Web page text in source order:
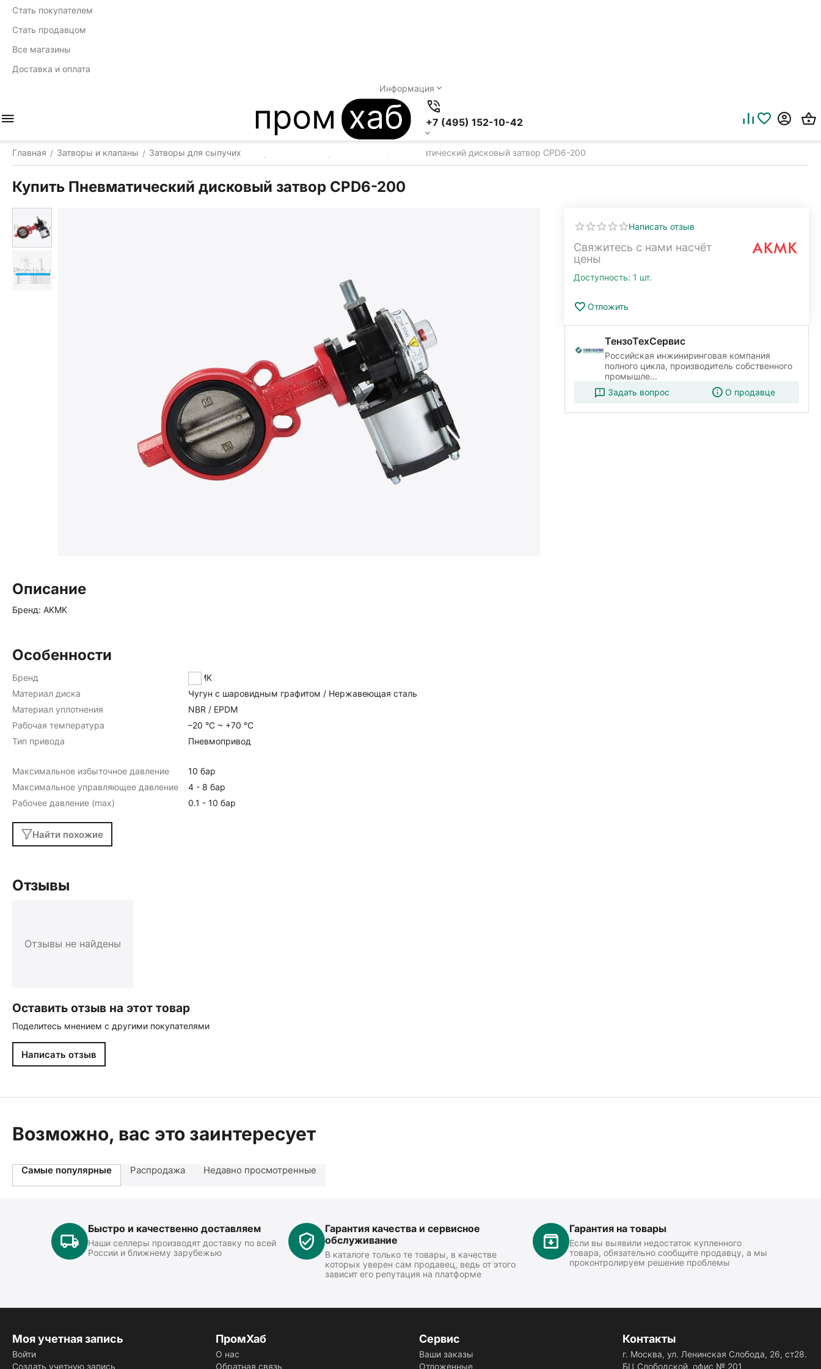
Стать покупателем
Стать продавцом
Все магазины
Доставка и оплата
Информация
+7 (495) 152-10-42
Главная / Затворы и клапаны / Затворы для сыпучих материалов Пневматический дисковый затвор CPD6-200
Купить Пневматический дисковый затвор CPD6-200
Написать отзыв
Свяжитесь с нами насчёт
цены
Доступность: 1 шт.
Отложить
ТензоТехСервис
Российская инжиниринговая компания
полного цикла, производитель собственного
промышле...
Задать вопрос
О продавце
Описание
Бренд: AKMK
Особенности
Бренд
AKMK
Материал диска
Чугун с шаровидным графитом / Нержавеющая сталь
Материал уплотнения
NBR / EPDM
Рабочая температура
–20 °C ~ +70 °C
Тип привода
Пневмопривод
Максимальное избыточное давление
10 бар
Максимальное управляющее давление
4 - 8 бар
Рабочее давление (max)
0.1 - 10 бар
Найти похожие
Отзывы
Отзывы не найдены
Оставить отзыв на этот товар
Поделитесь мнением с другими покупателями
Написать отзыв
Возможно, вас это заинтересует
Самые популярные Распродажа Недавно просмотренные
Быстро и качественно доставляем
Наши селлеры производят доставку по всей
России и ближнему зарубежью
Гарантия качества и сервисное
обслуживание
В каталоге только те товары, в качестве
которых уверен сам продавец, ведь от этого
зависит его репутация на платформе
Гарантия на товары
Если вы выявили недостаток купленного
товара, обязательно сообщите продавцу, а мы
проконтролируем решение проблемы
Моя учетная запись
Войти
Создать учетную запись
ПромХаб
О нас
Обратная связь
Сервис
Ваши заказы
Отложенные
Контакты
г. Москва, ул. Ленинская Слобода, 26, ст28.
БЦ Слободской, офис № 201